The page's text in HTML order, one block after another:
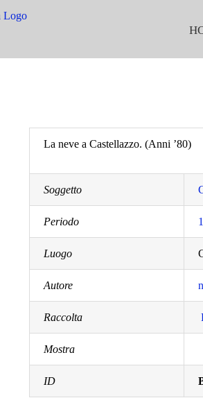
La neve a Castellazzo. (Anni ’80)
Soggetto
Periodo
Luogo
Autore
Raccolta
Mostra
ID